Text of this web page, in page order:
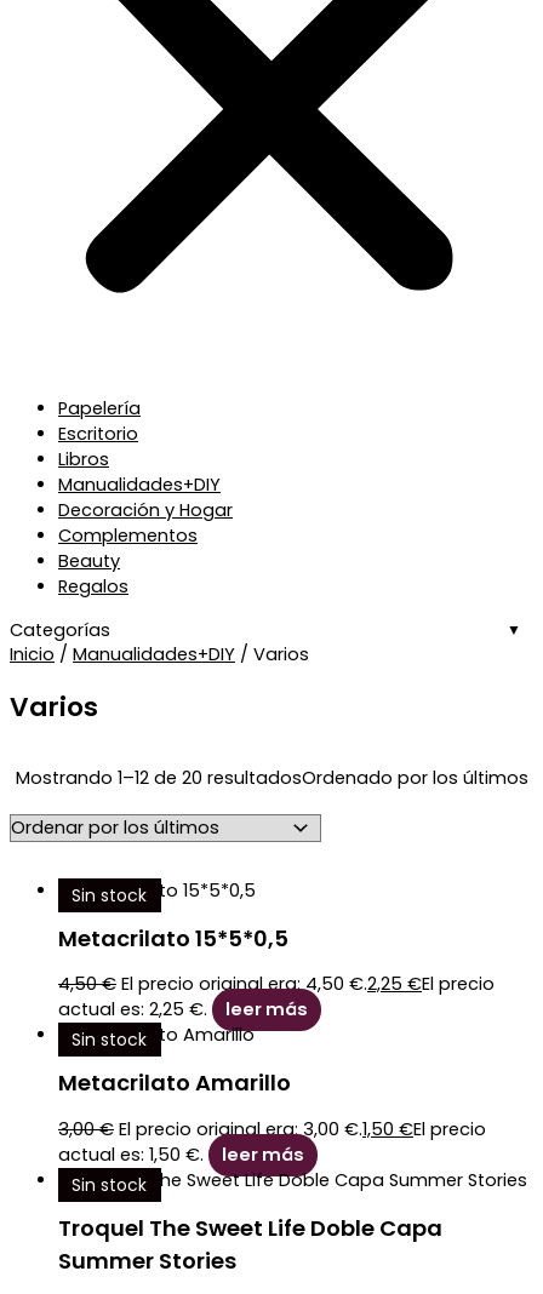
Papelería
Escritorio
Libros
Manualidades+DIY
Decoración y Hogar
Complementos
Beauty
Regalos
Categorías
Inicio / Manualidades+DIY / Varios
Varios
Mostrando 1–12 de 20 resultadosOrdenado por los últimos
Sin stock
Metacrilato 15*5*0,5
4,50€ El precio original era: 4,50 €.2,25 €El precio
actual es: 2,25 €.
leer más
Sin stock
Metacrilato Amarillo
3,00€ El precio original era: 3,00 €.1,50 €El precio
actual es: 1,50 €.
leer más
Sin stock
Troquel The Sweet Life Doble Capa
Summer Stories